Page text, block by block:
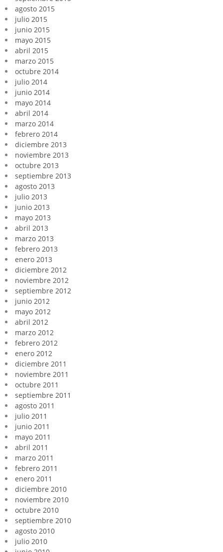
agosto 2015
julio 2015
junio 2015
mayo 2015
abril 2015
marzo 2015
octubre 2014
julio 2014
junio 2014
mayo 2014
abril 2014
marzo 2014
febrero 2014
diciembre 2013
noviembre 2013
octubre 2013
septiembre 2013
agosto 2013
julio 2013
junio 2013
mayo 2013
abril 2013
marzo 2013
febrero 2013
enero 2013
diciembre 2012
noviembre 2012
septiembre 2012
junio 2012
mayo 2012
abril 2012
marzo 2012
febrero 2012
enero 2012
diciembre 2011
noviembre 2011
octubre 2011
septiembre 2011
agosto 2011
julio 2011
junio 2011
mayo 2011
abril 2011
marzo 2011
febrero 2011
enero 2011
diciembre 2010
noviembre 2010
octubre 2010
septiembre 2010
agosto 2010
julio 2010